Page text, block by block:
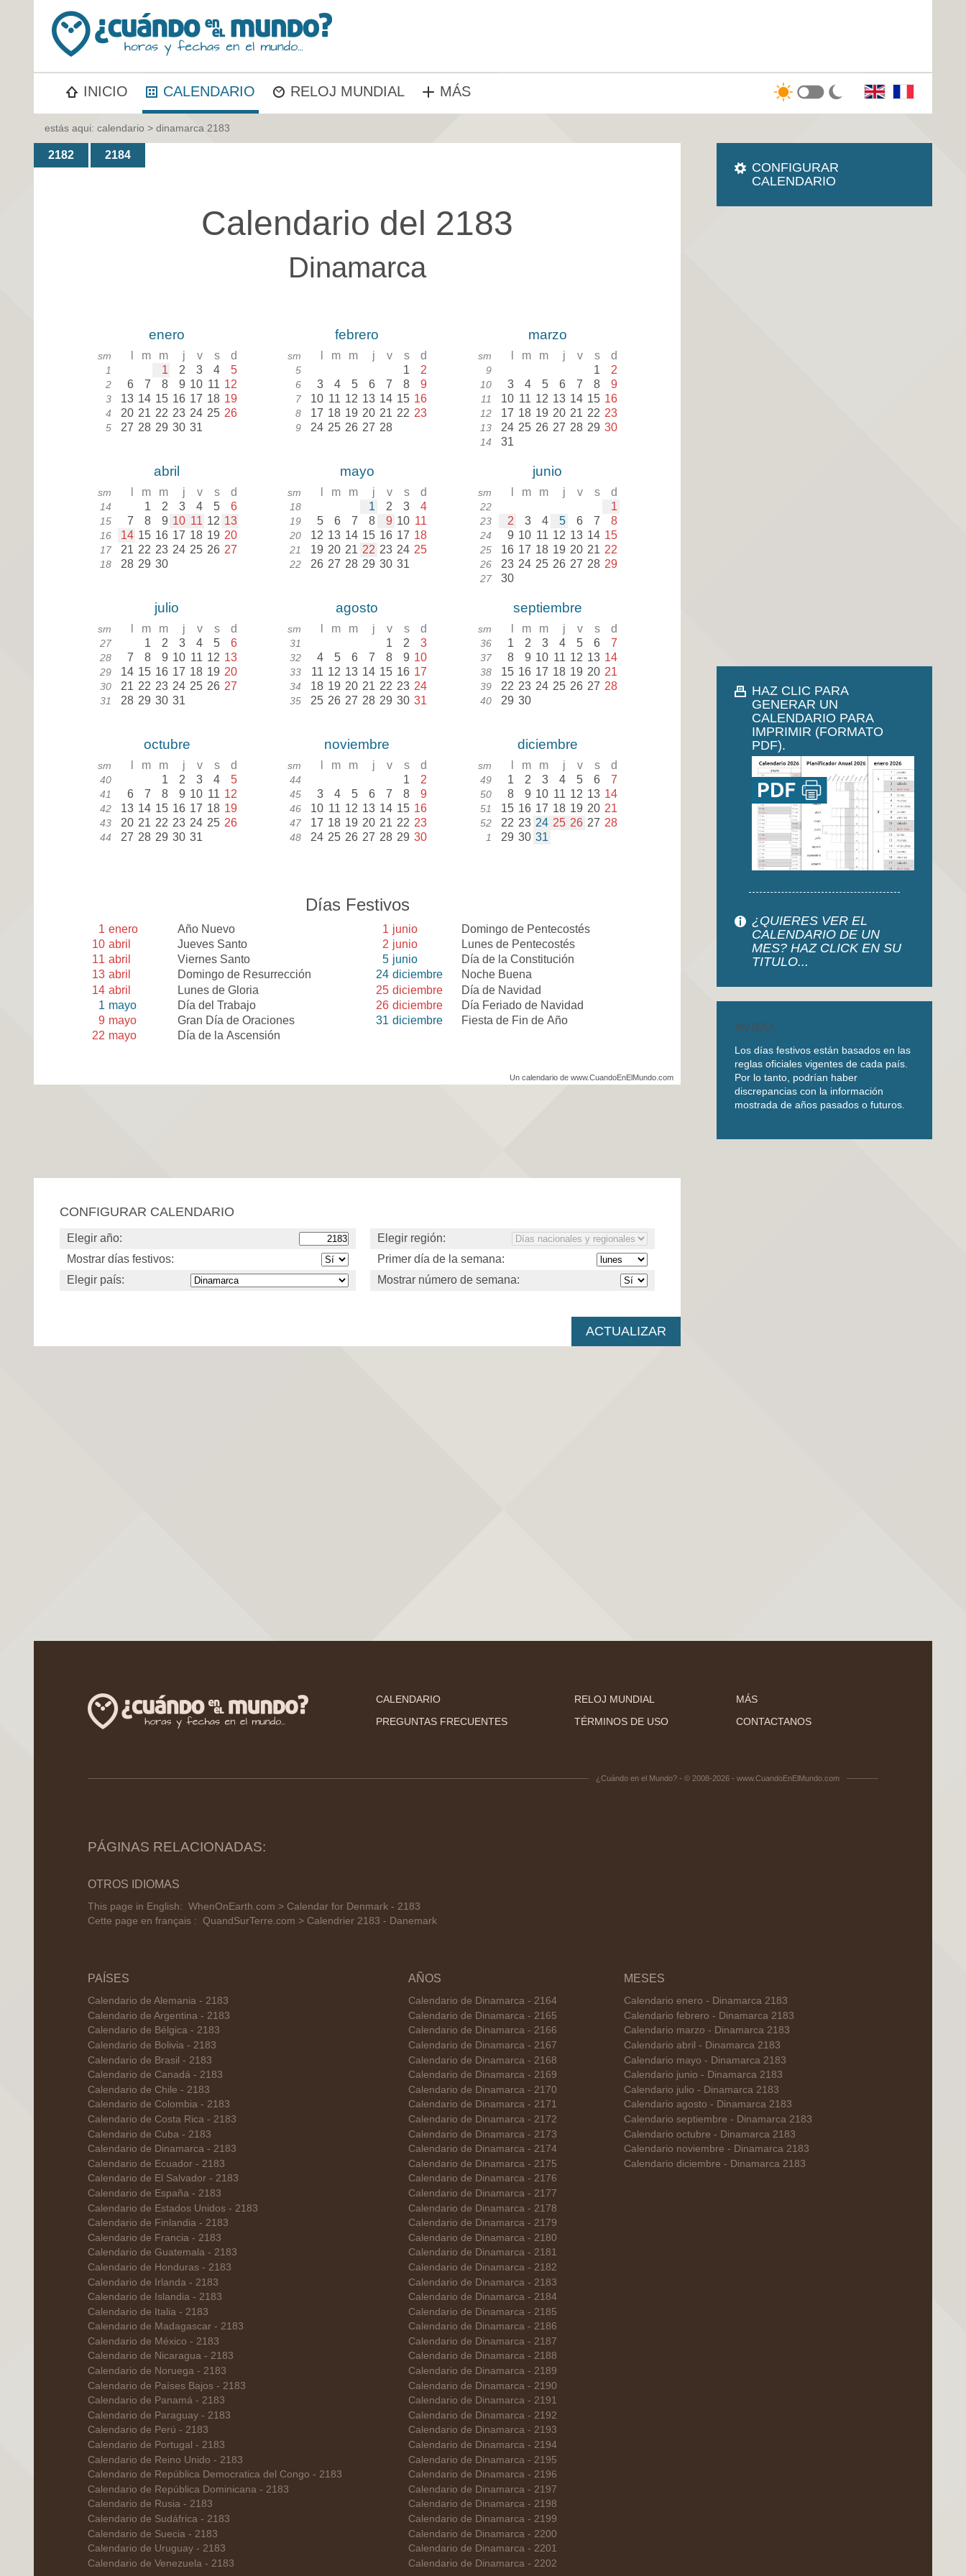
INICIO CALENDARIO RELOJ MUNDIAL MÁS
estás aqui: calendario > dinamarca 2183
2182 2184
Calendario del 2183
Dinamarca
enero
sm m m j v s d
1 1 2 3 4 5
2 6 7 8 9 10 11 12
3 13 14 15 16 17 18 19
4 20 21 22 23 24 25 26
5 27 28 29 30 31
febrero
sm m m j v s d
5 1 2
6 3 4 5 6 7 8 9
7 10 11 12 13 14 15 16
8 17 18 19 20 21 22 23
9 24 25 26 27 28
marzo
sm m m j v s d
9 1 2
10 3 4 5 6 7 8 9
11 10 11 12 13 14 15 16
12 17 18 19 20 21 22 23
13 24 25 26 27 28 29 30
14 31
abril
sm m m j v s d
14 1 2 3 4 5 6
15 7 8 9 10 11 12 13
16 14 15 16 17 18 19 20
17 21 22 23 24 25 26 27
18 28 29 30
mayo
sm m m j v s d
18 1 2 3 4
19 5 6 7 8 9 10 11
20 12 13 14 15 16 17 18
21 19 20 21 22 23 24 25
22 26 27 28 29 30 31
junio
sm m m j v s d
22 1
23 2 3 4 5 6 7 8
24 9 10 11 12 13 14 15
25 16 17 18 19 20 21 22
26 23 24 25 26 27 28 29
27 30
julio
sm m m j v s d
27 1 2 3 4 5 6
28 7 8 9 10 11 12 13
29 14 15 16 17 18 19 20
30 21 22 23 24 25 26 27
31 28 29 30 31
agosto
sm m m j v s d
31 1 2 3
32 4 5 6 7 8 9 10
33 11 12 13 14 15 16 17
34 18 19 20 21 22 23 24
35 25 26 27 28 29 30 31
septiembre
sm m m j v s d
36 1 2 3 4 5 6 7
37 8 9 10 11 12 13 14
38 15 16 17 18 19 20 21
39 22 23 24 25 26 27 28
40 29 30
octubre
sm m m j v s d
40 1 2 3 4 5
41 6 7 8 9 10 11 12
42 13 14 15 16 17 18 19
43 20 21 22 23 24 25 26
44 27 28 29 30 31
noviembre
sm m m j v s d
44 1 2
45 3 4 5 6 7 8 9
46 10 11 12 13 14 15 16
47 17 18 19 20 21 22 23
48 24 25 26 27 28 29 30
diciembre
sm m m j v s d
49 1 2 3 4 5 6 7
50 8 9 10 11 12 13 14
51 15 16 17 18 19 20 21
52 22 23 24 25 26 27 28
1 29 30 31
Días Festivos
1 enero
Año Nuevo
10 abril
Jueves Santo
11 abril
Viernes Santo
13 abril
Domingo de Resurrección
14 abril
Lunes de Gloria
1 mayo
Día del Trabajo
9 mayo
Gran Día de Oraciones
22 mayo Día de la Ascensión
1 junio
Domingo de Pentecostés
2 junio
Lunes de Pentecostés
5 junio
Día de la Constitución
24 diciembre
Noche Buena
25 diciembre
Día de Navidad
26 diciembre
Día Feriado de Navidad
31 diciembre Fiesta de Fin de Año
Un calendario de www.CuandoEnElMundo.com
CONFIGURAR CALENDARIO
Elegir año:
Mostrar días festivos:
Elegir país:
Elegir región:
Primer día de la semana:
Mostrar número de semana:
CONFIGURAR
CALENDARIO
HAZ CLIC PARA
GENERAR UN
CALENDARIO PARA
IMPRIMIR (FORMATO
PDF).
¿QUIERES VER EL
CALENDARIO DE UN
MES? HAZ CLICK EN SU
TITULO...
AVISO
Los días festivos están basados en las
reglas oficiales vigentes de cada país.
Por lo tanto, podrían haber
discrepancias con la información
mostrada de años pasados o futuros.
CALENDARIO RELOJ MUNDIAL
MÁS
PREGUNTAS FRECUENTES
TÉRMINOS DE USO CONTACTANOS
¿Cuándo en el Mundo? - © 2008-2026 - www.CuandoEnElMundo.com
PÁGINAS RELACIONADAS:
OTROS IDIOMAS
This page in English: WhenOnEarth.com > Calendar for Denmark - 2183
Cette page en français : QuandSurTerre.com > Calendrier 2183 - Danemark
PAÍSES
Calendario de Alemania - 2183
Calendario de Argentina - 2183
Calendario de Bélgica - 2183
Calendario de Bolivia - 2183
Calendario de Brasil - 2183
Calendario de Canadá - 2183
Calendario de Chile - 2183
Calendario de Colombia - 2183
Calendario de Costa Rica - 2183
Calendario de Cuba - 2183
Calendario de Dinamarca - 2183
Calendario de Ecuador - 2183
Calendario de El Salvador - 2183
Calendario de España - 2183
Calendario de Estados Unidos - 2183
Calendario de Finlandia - 2183
Calendario de Francia - 2183
Calendario de Guatemala - 2183
Calendario de Honduras - 2183
Calendario de Irlanda - 2183
Calendario de Islandia - 2183
Calendario de Italia - 2183
Calendario de Madagascar - 2183
Calendario de México - 2183
Calendario de Nicaragua - 2183
Calendario de Noruega - 2183
Calendario de Países Bajos - 2183
Calendario de Panamá - 2183
Calendario de Paraguay - 2183
Calendario de Perú - 2183
Calendario de Portugal - 2183
Calendario de Reino Unido - 2183
Calendario de República Democratica del Congo - 2183
Calendario de República Dominicana - 2183
Calendario de Rusia - 2183
Calendario de Sudáfrica - 2183
Calendario de Suecia - 2183
Calendario de Uruguay - 2183
Calendario de Venezuela - 2183
AÑOS
Calendario de Dinamarca - 2164
Calendario de Dinamarca - 2165
Calendario de Dinamarca - 2166
Calendario de Dinamarca - 2167
Calendario de Dinamarca - 2168
Calendario de Dinamarca - 2169
Calendario de Dinamarca - 2170
Calendario de Dinamarca - 2171
Calendario de Dinamarca - 2172
Calendario de Dinamarca - 2173
Calendario de Dinamarca - 2174
Calendario de Dinamarca - 2175
Calendario de Dinamarca - 2176
Calendario de Dinamarca - 2177
Calendario de Dinamarca - 2178
Calendario de Dinamarca - 2179
Calendario de Dinamarca - 2180
Calendario de Dinamarca - 2181
Calendario de Dinamarca - 2182
Calendario de Dinamarca - 2183
Calendario de Dinamarca - 2184
Calendario de Dinamarca - 2185
Calendario de Dinamarca - 2186
Calendario de Dinamarca - 2187
Calendario de Dinamarca - 2188
Calendario de Dinamarca - 2189
Calendario de Dinamarca - 2190
Calendario de Dinamarca - 2191
Calendario de Dinamarca - 2192
Calendario de Dinamarca - 2193
Calendario de Dinamarca - 2194
Calendario de Dinamarca - 2195
Calendario de Dinamarca - 2196
Calendario de Dinamarca - 2197
Calendario de Dinamarca - 2198
Calendario de Dinamarca - 2199
Calendario de Dinamarca - 2200
Calendario de Dinamarca - 2201
Calendario de Dinamarca - 2202
MESES
Calendario enero - Dinamarca 2183
Calendario febrero - Dinamarca 2183
Calendario marzo - Dinamarca 2183
Calendario abril - Dinamarca 2183
Calendario mayo - Dinamarca 2183
Calendario junio - Dinamarca 2183
Calendario julio - Dinamarca 2183
Calendario agosto - Dinamarca 2183
Calendario septiembre - Dinamarca 2183
Calendario octubre - Dinamarca 2183
Calendario noviembre - Dinamarca 2183
Calendario diciembre - Dinamarca 2183